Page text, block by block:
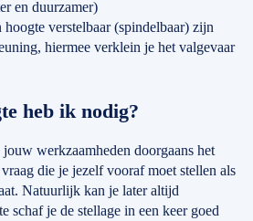
en duurzamer)
verstelbaar (spindelbaar) zijn
hiermee verklein je het valgevaar
heb ik nodig?
werkzaamheden doorgaans het
die je jezelf vooraf moet stellen als
Natuurlijk kan je later altijd
schaf je de stellage in een keer goed